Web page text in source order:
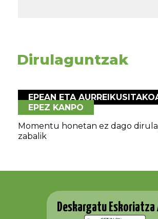
Dirulaguntzak
EPEAN ETA
EPEZ KANPO
Momentu honetan ez dago
zabalik
Deskargatu Eskoriatza